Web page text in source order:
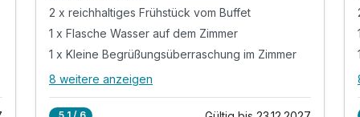
2 x reichhaltiges Frühstück vom Buffet
1 x Flasche Wasser auf dem Zimmer
1 x Kleine Begrüßungsüberraschung im Zimmer
Alle Inklusivleistungen
8 weitere anzeigen